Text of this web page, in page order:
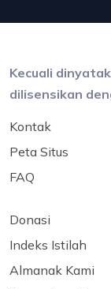
Kecuali
dilisensikan
Kontak
Peta Situs
FAQ
Donasi
Indeks Istilah
Almanak Kami